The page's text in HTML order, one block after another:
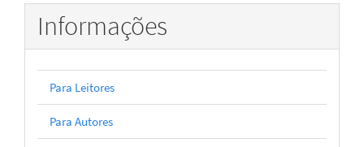
Informações
Para Leitores
Para Autores